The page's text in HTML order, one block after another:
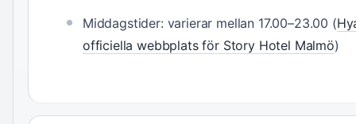
Middagstider: varierar mellan 17.00–23.00 (
officiella webbplats för Story Hotel Malmö)